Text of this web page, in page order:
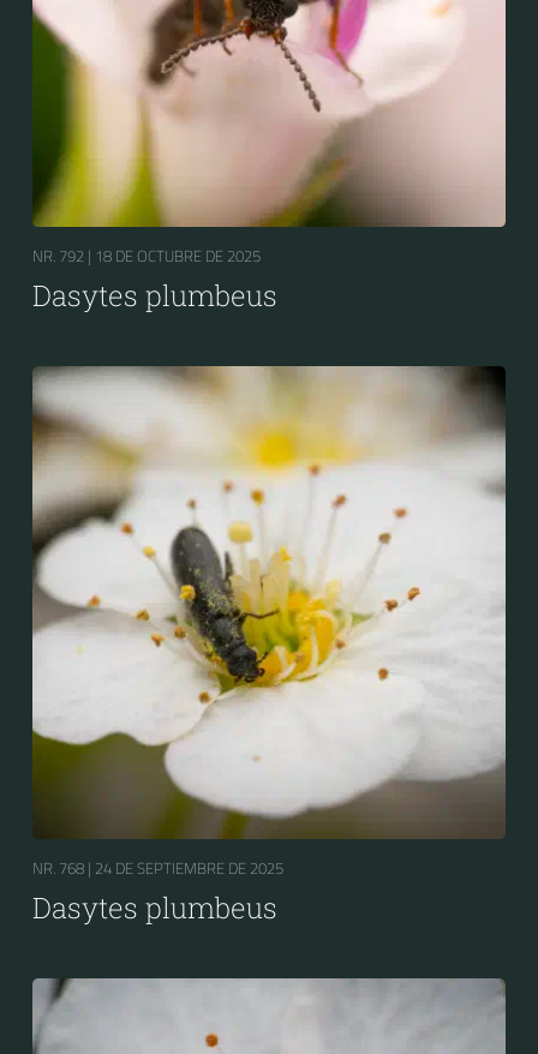
NR. 792 | 18 DE OCTUBRE DE 2025
Dasytes plumbeus
NR. 768 | 24 DE SEPTIEMBRE DE 2025
Dasytes plumbeus